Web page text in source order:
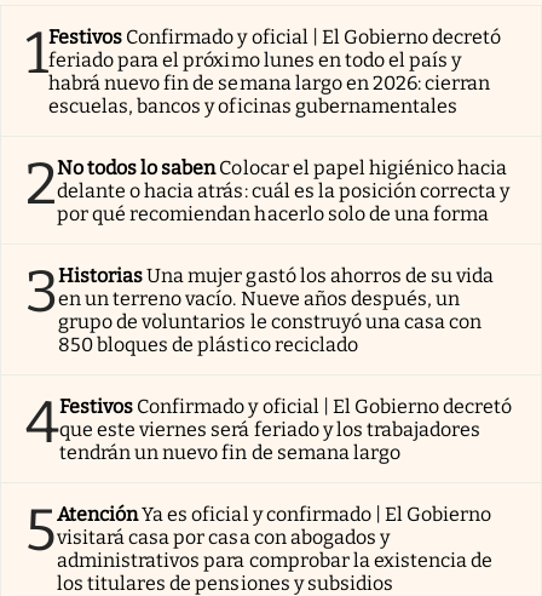
1Festivos Confirmado y oficial | El Gobierno decretó
feriado para el próximo lunes en todo el país y
habrá nuevo fin de semana largo en 2026: cierran
escuelas, bancos y oficinas gubernamentales
2No todos lo sabenColocar el papel higiénico hacia
delante o hacia atrás: cuál es la posición correcta y
por qué recomiendan hacerlo solo de una forma
3HistoriasUna mujer gastó los ahorros de su vida
en un terreno vacío. Nueve años después, un
grupo de voluntarios le construyó una casa con
850 bloques de plástico reciclado
4Festivos Confirmado y oficial | El Gobierno decretó
que este viernes será feriado y los trabajadores
tendrán un nuevo fin de semana largo
5AtenciónYa es oficial y confirmado | El Gobierno
visitará casa por casa con abogados y
administrativos para comprobar la existencia de
los titulares de pensiones y subsidios